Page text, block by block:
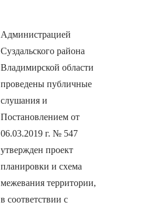
Администрацией
Суздальского района
Владимирской области
проведены публичные
слушания и
Постановлением от
06.03.2019 г. № 547
утвержден проект
планировки и схема
межевания территории,
в соответствии с